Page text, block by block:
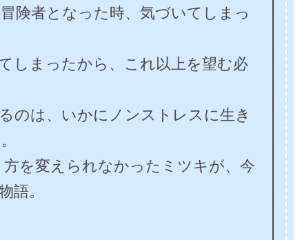
険者となった時、気づいてしまっ
しまったから、これ以上を望む必
のは、いかにノンストレスに生き
を変えられなかったミツキが、今
語。